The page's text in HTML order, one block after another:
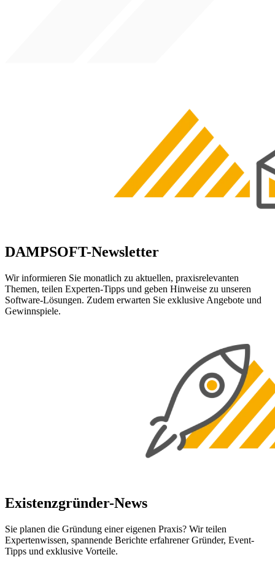
DAMPSOFT-Newsletter
Wir informieren Sie monatlich zu aktuellen, praxisrelevanten
Themen, teilen Experten-Tipps und geben Hinweise zu unseren
Software-Lösungen. Zudem erwarten Sie exklusive Angebote und
Gewinnspiele.
Existenzgründer-News
Sie planen die Gründung einer eigenen Praxis? Wir teilen
Expertenwissen, spannende Berichte erfahrener Gründer, Event-
Tipps und exklusive Vorteile.